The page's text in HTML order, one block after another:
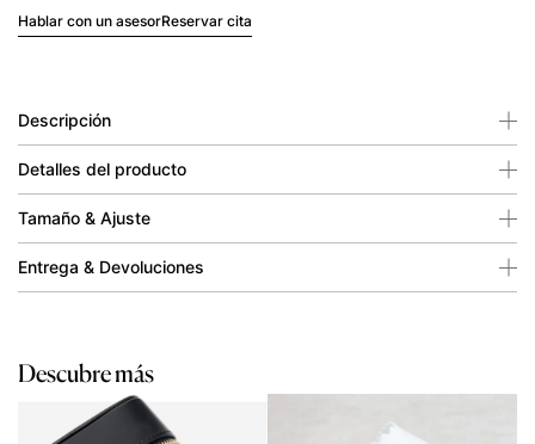
Hablar con un asesorReservar cita
Descripción
Detalles del producto
Tamaño & Ajuste
Entrega & Devoluciones
Descubre más